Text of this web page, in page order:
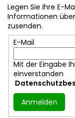
Legen Sie Ihre E-
Informationen
zusenden.
E-Mail
Mit der Eingabe
einverstanden
Anmelden